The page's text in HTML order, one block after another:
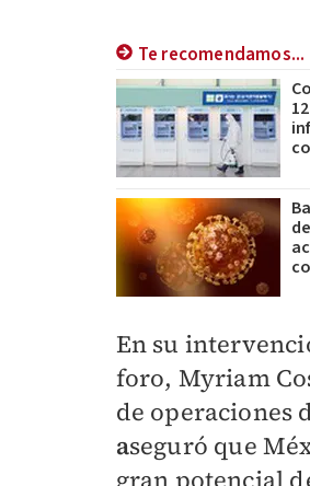
Te recomendamos...
En su
foro, Myriam
de operaciones
aseguró que